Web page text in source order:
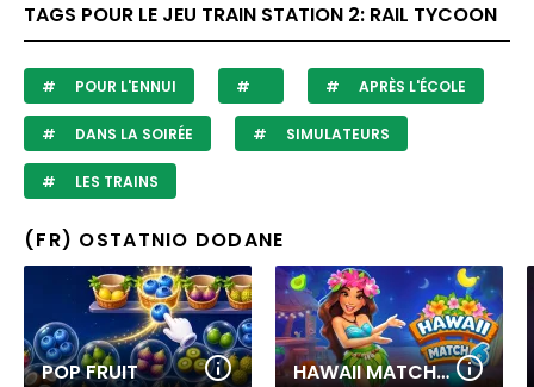
TAGS POUR LE JEU TRAIN STATION 2: RAIL TYCOON
POUR L'ENNUI APRÈS L'ÉCOLE
DANS LA SOIRÉE SIMULATEURS
LES TRAINS
(FR) OSTATNIO DODANE
POP FRUIT HAWAII MATCH 6